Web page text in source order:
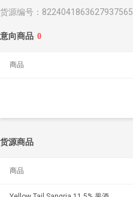
货源编号： 8224041863627937565
意向商品 0
商品
货源商品
商品